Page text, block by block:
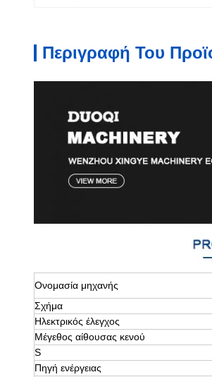
Περιγραφή Του
Ονομασία μηχανής
Σχήμα
Ηλεκτρικός έλεγχος
Μέγεθος αίθουσας κενού
S
Πηγή ενέργειας